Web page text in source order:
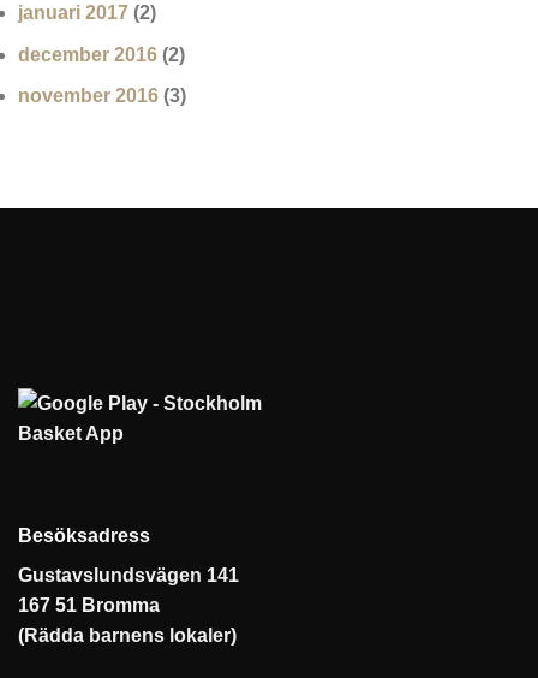
januari 2017 (2)
december 2016 (2)
november 2016 (3)
Besöksadress
Gustavslundsvägen 141
167 51 Bromma
(Rädda barnens lokaler)